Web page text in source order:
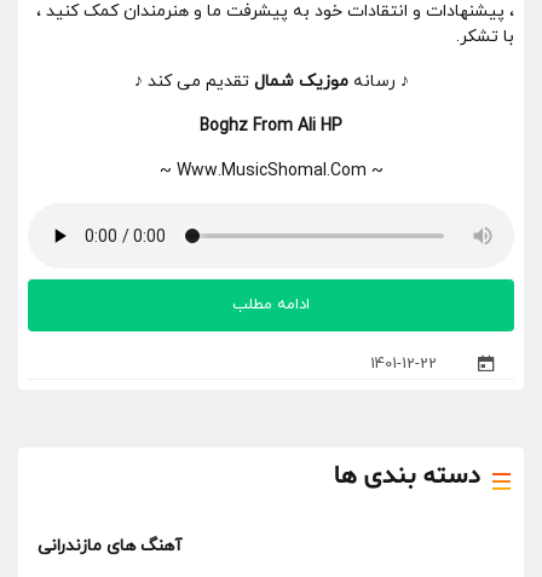
دسته بندی ها
آهنگ های مازندرانی
، پیشنهادات و انتقادات خود به پیشرفت ما و هنرمندان کمک کنید ،
با تشکر.
♪ رسانهموزیک شمال تقدیم می کند ♪
Boghz From Ali HP
~ Www.MusicShomal.Com ~
1401-12-22
ادامه مطلب